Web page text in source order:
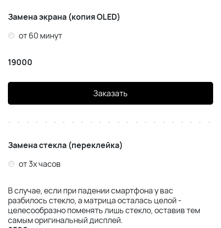
iPhone 14 Plus
iPhone 13
iPhone 13 Mini
iPhone 12 Pro Max
iPhone 12 Pro
iPhone 12
Замена экрана (копия OLED)
от 60 минут
19000
Заказать
Замена стекла (переклейка)
от 3х часов
В случае, если при падении смартфона у вас
разбилось стекло, а матрица осталась целой -
целесообразно поменять лишь стекло, оставив тем
самым оригинальный дисплей.